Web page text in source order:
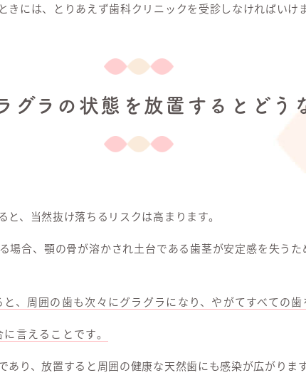
には、とりあえず歯科クリニックを受診しなければいけ
グラの状態を放置するとどう
、当然抜け落ちるリスクは高まります。
場合、顎の骨が溶かされ土台である歯茎が安定感を失う
、周囲の歯も次々にグラグラになり、やがてすべての歯
言えることです。
り、放置すると周囲の健康な天然歯にも感染が広がります